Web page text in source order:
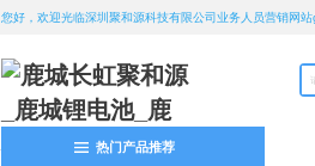
您好，欢迎光临深圳聚和源科技有限公司业务人员营销网
热门产品推荐